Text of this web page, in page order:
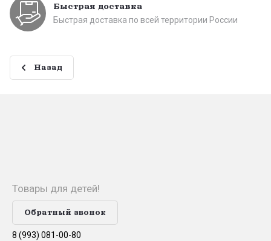
Быстрая доставка
Быстрая доставка по всей территории России
Назад
Товары для детей!
Обратный звонок
8 (993) 081-00-80